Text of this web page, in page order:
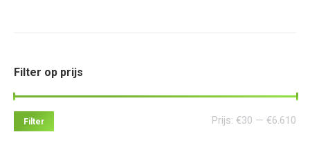
Filter op prijs
Filter Prijs: €30 — €6.610